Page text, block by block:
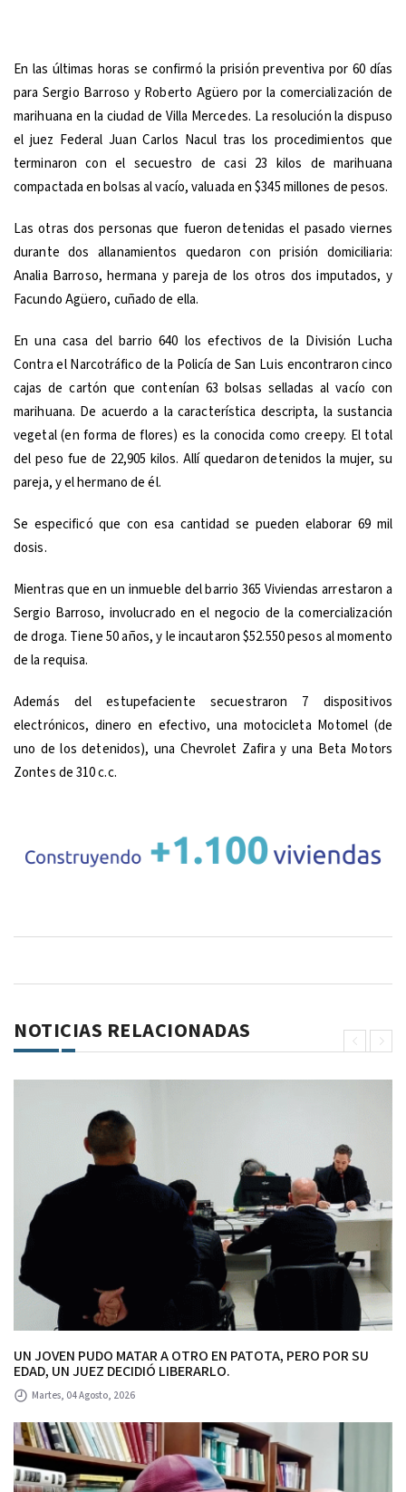
En las últimas horas se confirmó la prisión preventiva por 60 días
para Sergio Barroso y Roberto Agüero por la comercialización de
marihuana en la ciudad de Villa Mercedes. La resolución la dispuso
el juez Federal Juan Carlos Nacul tras los procedimientos que
terminaron con el secuestro de casi 23 kilos de marihuana
compactada en bolsas al vacío, valuada en $345 millones de pesos.
Las otras dos personas que fueron detenidas el pasado viernes
durante dos allanamientos quedaron con prisión domiciliaria:
Analia Barroso, hermana y pareja de los otros dos imputados, y
Facundo Agüero, cuñado de ella.
En una casa del barrio 640 los efectivos de la División Lucha
Contra el Narcotráfico de la Policía de San Luis encontraron cinco
cajas de cartón que contenían 63 bolsas selladas al vacío con
marihuana. De acuerdo a la característica descripta, la sustancia
vegetal (en forma de flores) es la conocida como creepy. El total
del peso fue de 22,905 kilos. Allí quedaron detenidos la mujer, su
pareja, y el hermano de él.
Se especificó que con esa cantidad se pueden elaborar 69 mil
dosis.
Mientras que en un inmueble del barrio 365 Viviendas arrestaron a
Sergio Barroso, involucrado en el negocio de la comercialización
de droga. Tiene 50 años, y le incautaron $52.550 pesos al momento
de la requisa.
Además del estupefaciente secuestraron 7 dispositivos
electrónicos, dinero en efectivo, una motocicleta Motomel (de
uno de los detenidos), una Chevrolet Zafira y una Beta Motors
Zontes de 310 c.c.
NOTICIAS RELACIONADAS
UN JOVEN PUDO MATAR A OTRO EN PATOTA, PERO POR SU
EDAD, UN JUEZ DECIDIÓ LIBERARLO.
Martes, 04 Agosto, 2026